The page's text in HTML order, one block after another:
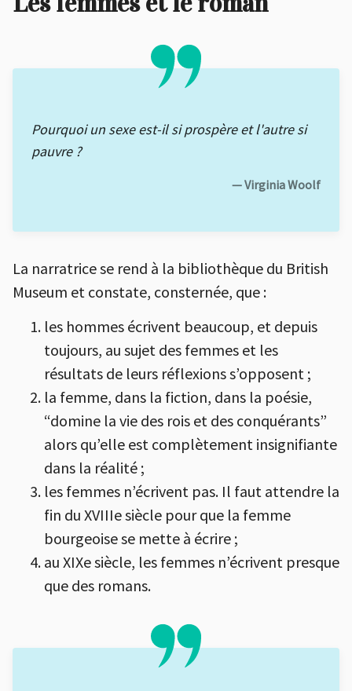
Pourquoi un sexe est-il si prospère et l'autre si
pauvre ?
— Virginia Woolf
La narratrice se rend à la bibliothèque du British
Museum et constate, consternée, que :
les hommes écrivent beaucoup, et depuis
toujours, au sujet des femmes et les
résultats de leurs réflexions s’opposent ;
la femme, dans la fiction, dans la poésie,
“domine la vie des rois et des conquérants”
alors qu’elle est complètement insignifiante
dans la réalité ;
les femmes n’écrivent pas. Il faut attendre la
fin du XVIIIe siècle pour que la femme
bourgeoise se mette à écrire ;
au XIXe siècle, les femmes n’écrivent presque
que des romans.